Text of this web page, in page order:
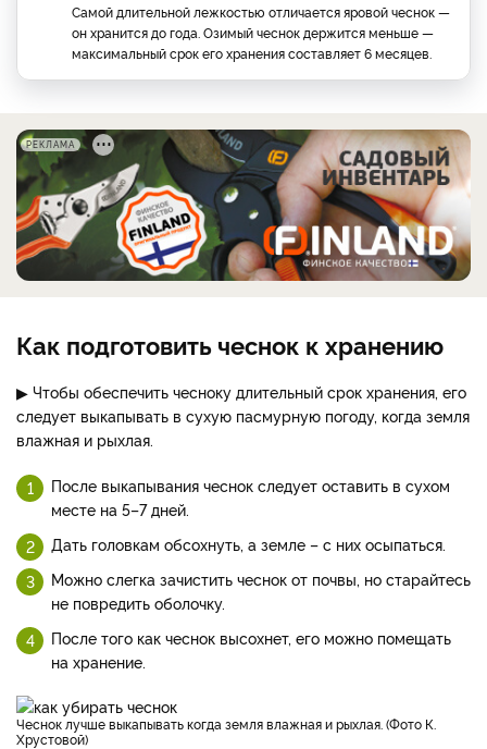
Самой длительной лежкостью отличается яровой чеснок —
он хранится до года. Озимый чеснок держится меньше —
максимальный срок его хранения составляет 6 месяцев.
РЕКЛАМА
Как подготовить чеснок к хранению
▶ Чтобы обеспечить чесноку длительный срок хранения, его
следует выкапывать в сухую пасмурную погоду, когда земля
влажная и рыхлая.
После выкапывания чеснок следует оставить в сухом
месте на 5–7 дней.
Дать головкам обсохнуть, а земле – с них осыпаться.
Можно слегка зачистить чеснок от почвы, но старайтесь
не повредить оболочку.
После того как чеснок высохнет, его можно помещать
на хранение.
Чеснок лучше выкапывать когда земля влажная и рыхлая. (Фото К.
Хрустовой)